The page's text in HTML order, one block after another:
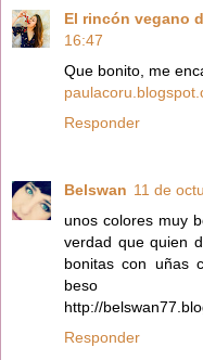
El rincón vegano
16:47
Que bonito, me
Responder
Belswan 11 de
unos colores muy
verdad que quien
bonitas con uñas
beso
http://
Responder